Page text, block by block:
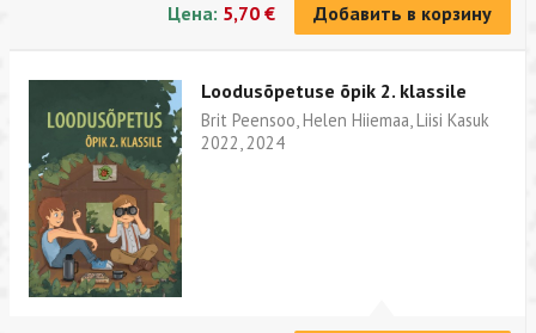
Цена: 5,70 € Добавить в корзину
Loodusõpetuse õpik 2. klassile
Brit Peensoo, Helen Hiiemaa, Liisi Kasuk
2022, 2024